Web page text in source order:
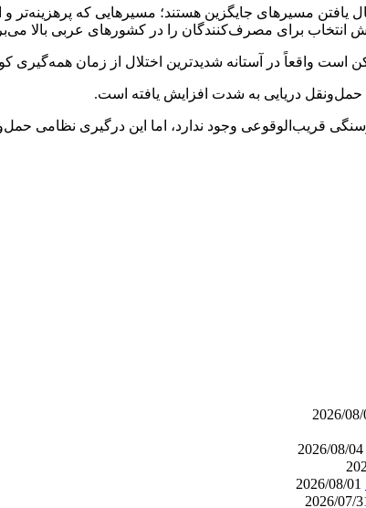
یافتن مسیرهای جایگزین هستند؛ مسیرهایی که
انتخاب برای مصرف‌کنندگان را در کشورهای عربی بالا
حمل‌ونقل دریایی به شدت افزایش یافته است.
قریب‌الوقوعی وجود ندارد، اما این درگیری نظامی